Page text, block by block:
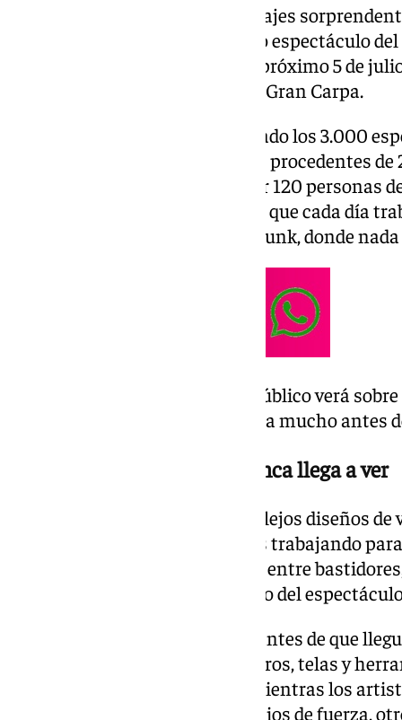
Acrobacias imposibles, maquillajes
detalles. Así es ‹Kurios›, el nuevo espectáculo
desde este 4 de junio y hasta el próximo 5 de
una realidad alternativa bajo la Gran Carpa.
La producción, que ya ha superado los 3.000
reúne a un elenco de 50 artistas procedentes
gira internacional integrada por 120 personas
Un auténtico grupo profesional que cada día
inspirado en la estética steampunk, donde
Pero detrás de la magia que el público verá
trabajo minucioso que comienza mucho antes
El trabajo que el público nunca llega a ver
Horas de entrenamiento, complejos diseños
hora y decenas de profesionales trabajando
perfecta. Todo ello se desarrolla entre
podido acceder antes del estreno del
La actividad comienza mucho antes de que
artística, entre pelucas, sombreros, telas y
vestuario ultima cada detalle mientras los
entrenar. Algunos hacen ejercicios de fuerza,